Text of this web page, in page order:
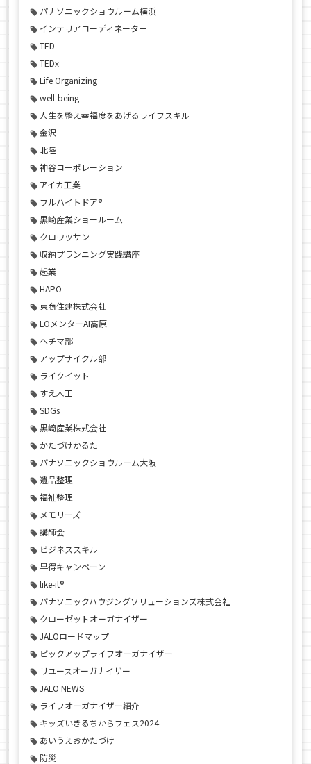
パナソニックショウルーム横浜
インテリアコーディネーター
TED
TEDx
Life Organizing
well-being
人生を整え幸福度をあげるライフスキル
金沢
北陸
神谷コーポレーション
アイカ工業
フルハイトドア®
黒崎産業ショールーム
クロワッサン
収納プランニング実践講座
起業
HAPO
東商住建株式会社
LOメンターAI高原
ヘチマ部
アップサイクル部
ライクイット
すえ木工
SDGs
黒崎産業株式会社
かたづけかるた
パナソニックショウルーム大阪
遺品整理
福祉整理
メモリーズ
講師会
ビジネススキル
早得キャンペーン
like-it®
パナソニックハウジングソリューションズ株式会社
クローゼットオーガナイザー
JALOロードマップ
ピックアップライフオーガナイザー
リユースオーガナイザー
JALO NEWS
ライフオーガナイザー紹介
キッズいきるちからフェス2024
あいうえおかたづけ
防災